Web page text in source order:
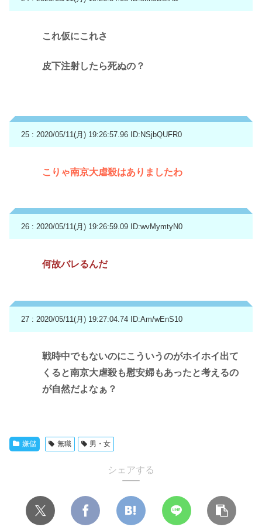
これ仮にこれさ
皮下注射したら死ぬの？
25 : 2020/05/11(月) 19:26:57.96 ID:NSjbQUFR0
こりゃ南京大虐殺はありましたわ
26 : 2020/05/11(月) 19:26:59.09 ID:wvMymtyN0
何故バレるんだ
27 : 2020/05/11(月) 19:27:04.74 ID:Am/wEnS10
戦時中でもないのにこういうのがホイホイ出て
くると南京大虐殺も慰安婦もあったと考えるの
が自然だよなぁ？
嫌儲 無職 男・女
シェアする